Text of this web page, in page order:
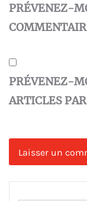
PRÉVENEZ-
PRÉVENEZ-
ARTICLES